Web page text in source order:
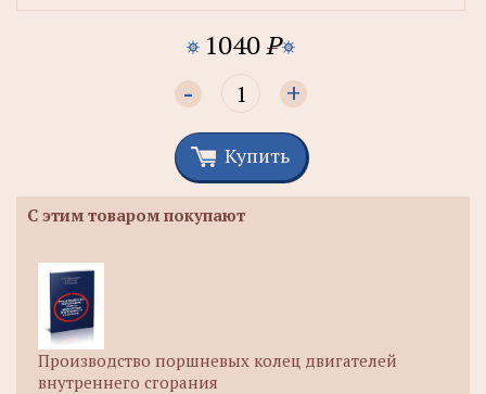
1040P
- +
Купить
С этим товаром покупают
Производство поршневых колец двигателей
внутреннего сгорания